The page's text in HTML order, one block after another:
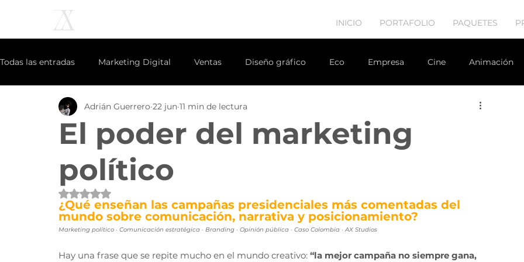
INICIO PORTAFOLIO PAQUETES
Todas las entradas Marketing Digital Ventas Diseño gráfico Eco Empresa Cine Animación
Creatividad NFT inteligencia artificial sector inmobiliario Diseño web
Redes Sociales
El poder del marketing
político
Adrián Guerrero 22 jun 11 min de lectura
Obtuvo NaN de 5 estrellas.
¿Qué enseñan las campañas presidenciales más comentadas del
mundo sobre comunicación, narrativa y posicionamiento?
Marketing político · Comunicación estratégica · Branding · Opinión pública · Caso Colombia · AX Studios
Hay una frase que se repite mucho en el mundo creativo: “la mejor campaña no siempre gana,